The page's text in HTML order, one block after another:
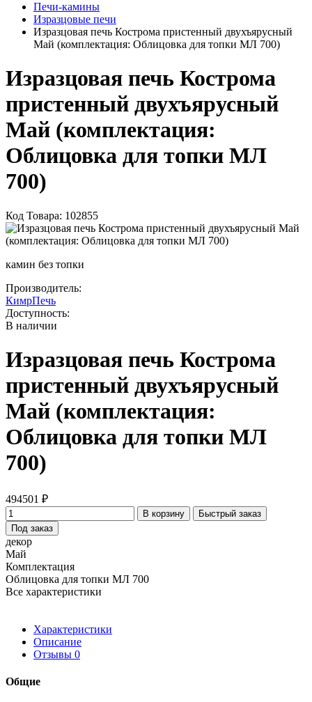
Печи-камины
Изразцовые печи
Изразцовая печь Кострома пристенный двухъярусный
Май (комплектация: Облицовка для топки МЛ 700)
Изразцовая печь Кострома
пристенный двухъярусный
Май (комплектация:
Облицовка для топки МЛ
700)
Код Товара: 102855
камин без топки
Производитель:
КимрПечь
Доступность:
В наличии
Изразцовая печь Кострома
пристенный двухъярусный
Май (комплектация:
Облицовка для топки МЛ
700)
494501 ₽
В корзину
Быстрый заказ
Под заказ
декор
Май
Комплектация
Облицовка для топки МЛ 700
Все характеристики
Характеристики
Описание
Отзывы 0
Общие